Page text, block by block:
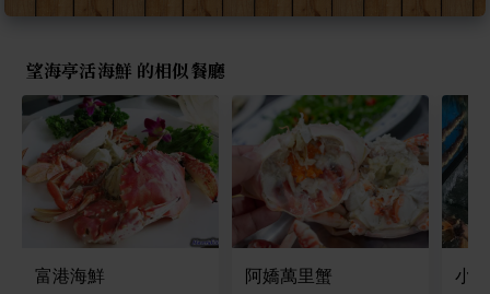
望海亭活海鮮 的相似餐廳
富港海鮮 阿嬌萬里蟹 小